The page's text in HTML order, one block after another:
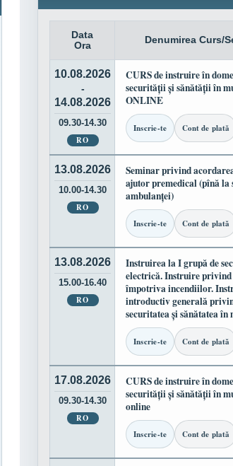
Data
Ora
Denumirea Curs/
10.08.2026
-
14.08.2026
09.30-14.30
RO
CURS de instruire în
securității și sănătății în
ONLINE
Inscrie-te Cont de plată
13.08.2026
10.00-14.30
RO
Seminar privind
ajutor premedical (pînă la
ambulanței)
Inscrie-te Cont de plată
13.08.2026
15.00-16.40
RO
Instruirea la I grupă de
electrică. Instruire
împotriva incendiilor.
introductiv generală
securitatea și sănătatea în
Inscrie-te Cont de plată
17.08.2026
09.30-14.30
RO
CURS de instruire în
securității și sănătății în
online
Inscrie-te Cont de plată